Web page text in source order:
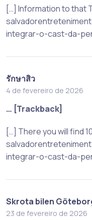
[…] Information to that
integrar-o-cast-da-
รักษาสิว
4 de fevereiro de 2026
… [Trackback]
[…] There you will find
integrar-o-cast-da-
Skrota bilen
23 de fevereiro de 2026